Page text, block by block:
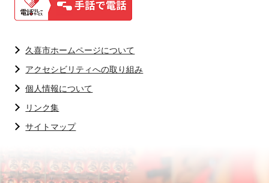
久喜市ホームページについて
アクセシビリティへの取り組み
個人情報について
リンク集
サイトマップ